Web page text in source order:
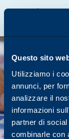
Questo sito
Utilizziamo i
annunci, per
analizzare il
informazioni
partner di
combinarle con
La
nella
Ma abbiamo
può